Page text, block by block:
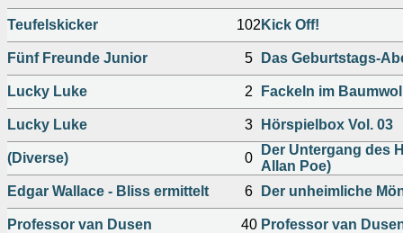
Teufelskicker 102 Kick Off!
Fünf Freunde Junior 5 Das Geburtstags-
Lucky Luke 2 Fackeln im
Lucky Luke 3 Hörspielbox Vol. 03
(Diverse) 0
Der Untergang des
Allan Poe)
Edgar Wallace - Bliss ermittelt
6 Der unheimliche
Professor van Dusen 40 Professor van